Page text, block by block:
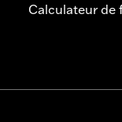
Calculateur de